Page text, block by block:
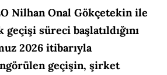
Nilhan Onal Gökçetekin ile
süreci başlatıldığını
2026 itibarıyla
geçişin, şirket